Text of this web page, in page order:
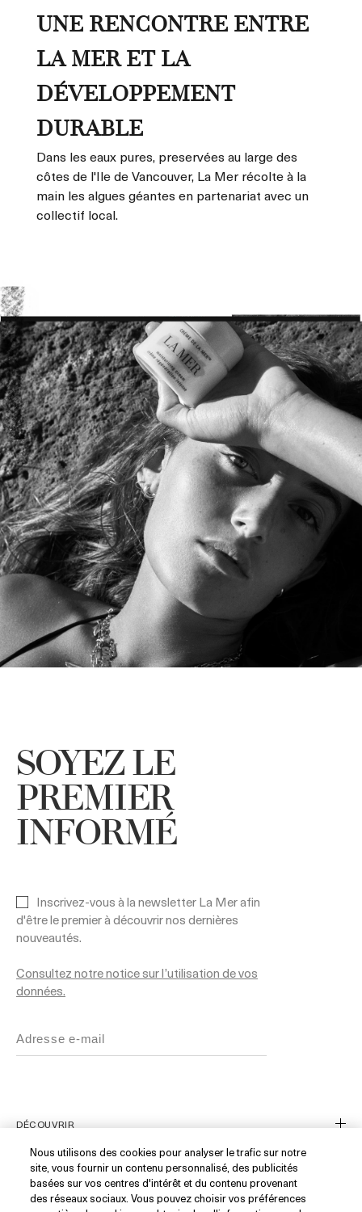
UNE RENCONTRE ENTRE
LA MER ET LA
DÉVELOPPEMENT
DURABLE
Dans les eaux pures, preservées au large des
côtes de l'Ile de Vancouver, La Mer récolte à la
main les algues géantes en partenariat avec un
collectif local.
SOYEZ LE
PREMIER
INFORMÉ
Inscrivez-vous à la newsletter La Mer afin
d'être le premier à découvrir nos dernières
nouveautés.
Consultez notre notice sur l’utilisation de vos
données.
DÉCOUVRIR
Notre Histoire
Les Ingrédients
SERVICE CLIENT
Nous utilisons des cookies pour analyser le trafic sur notre
site, vous fournir un contenu personnalisé, des publicités
basées sur vos centres d'intérêt et du contenu provenant
des réseaux sociaux. Vous pouvez choisir vos préférences